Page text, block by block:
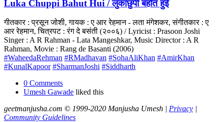
Luka Chuppi Bahut Hui / लुकाछुपी बहोत हुई
गीतकार : प्रसून जोशी, गायक : ए आर रेहमान - लता मंगेशकर, संगीतकार : ए
आर रेहमान, चित्रपट : रंग दे बसंती (२००६) / Lyricist : Prasoon Joshi
Singer : A R Rahman - Lata Mangeshkar, Music Director : A R
Rahman, Movie : Rang de Basanti (2006)
#WaheedaRehman #RMadhavan #SohaAliKhan #AmirKhan
#KunalKapoor #SharmanJoshi #Siddharth
0 Comments
Umesh Gawade liked this
geetmanjusha.com © 1999-2020 Manjusha Umesh | Privacy |
Community Guidelines